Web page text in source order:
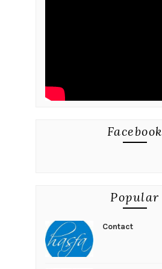
Facebook
Popular
Contact